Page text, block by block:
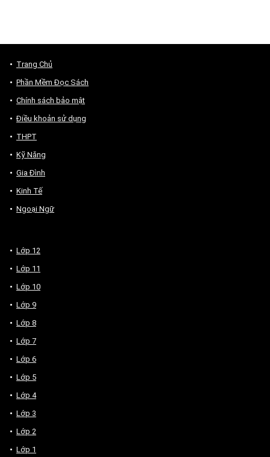
Trang Chủ
Phần Mềm Đọc Sách
Chính sách bảo mật
Điều khoản sử dụng
THPT
Kỹ Năng
Gia Đình
Kinh Tế
Ngoại Ngữ
Lớp 12
Lớp 11
Lớp 10
Lớp 9
Lớp 8
Lớp 7
Lớp 6
Lớp 5
Lớp 4
Lớp 3
Lớp 2
Lớp 1